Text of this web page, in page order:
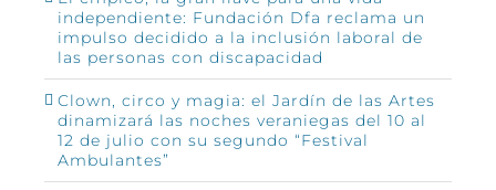
independiente: Fundación Dfa reclama un
impulso decidido a la inclusión laboral de
las personas con discapacidad
Clown, circo y magia: el Jardín de las Artes
dinamizará las noches veraniegas del 10 al
12 de julio con su segundo “Festival
Ambulantes”